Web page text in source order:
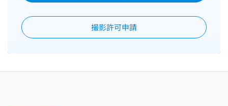
撮影許可申請